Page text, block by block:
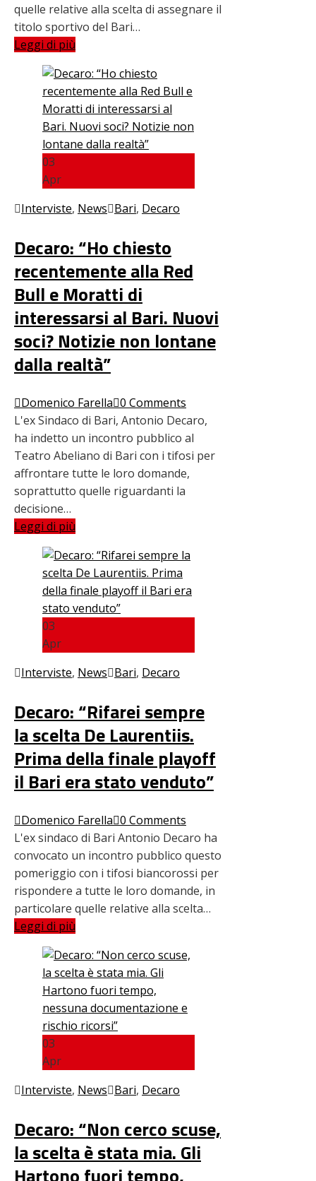
quelle relative alla scelta di assegnare il
titolo sportivo del Bari…
Leggi di più
03
Apr
Interviste, News Bari, Decaro
Decaro: “Ho chiesto
recentemente alla Red
Bull e Moratti di
interessarsi al Bari. Nuovi
soci? Notizie non lontane
dalla realtà”
Domenico Farella 0 Comments
L'ex Sindaco di Bari, Antonio Decaro,
ha indetto un incontro pubblico al
Teatro Abeliano di Bari con i tifosi per
affrontare tutte le loro domande,
soprattutto quelle riguardanti la
decisione…
Leggi di più
03
Apr
Interviste, News Bari, Decaro
Decaro: “Rifarei sempre
la scelta De Laurentiis.
Prima della finale playoff
il Bari era stato venduto”
Domenico Farella 0 Comments
L'ex sindaco di Bari Antonio Decaro ha
convocato un incontro pubblico questo
pomeriggio con i tifosi biancorossi per
rispondere a tutte le loro domande, in
particolare quelle relative alla scelta…
Leggi di più
03
Apr
Interviste, News Bari, Decaro
Decaro: “Non cerco scuse,
la scelta è stata mia. Gli
Hartono fuori tempo,